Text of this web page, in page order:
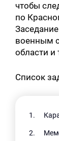
чтобы
по
военным
области и
Список